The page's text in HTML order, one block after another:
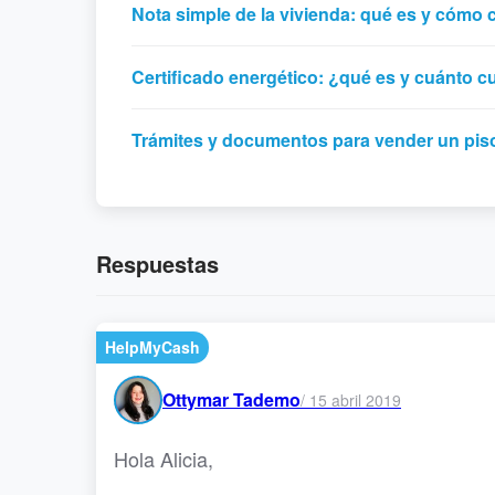
Nota simple de la vivienda: qué es y cómo
Certificado energético: ¿qué es y cuánto
Trámites y documentos para vender un
Respuestas
HelpMyCash
Ottymar Tademo/ 15 abril 2019
Hola Alicia,